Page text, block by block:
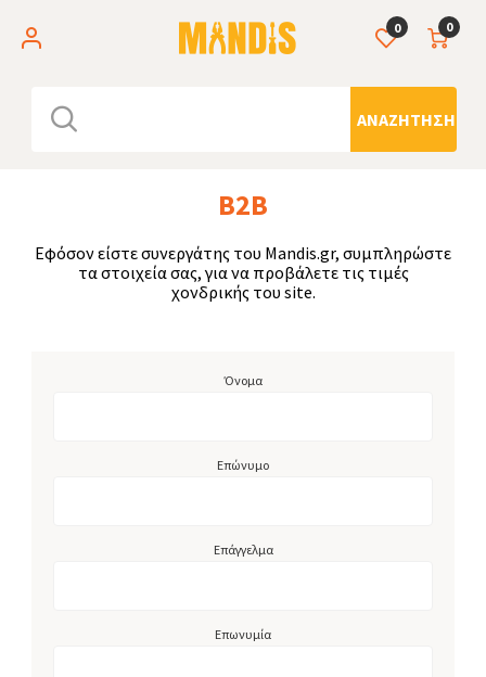
0
ΑΝΑΖΉΤΗΣΗ
0
B2B
Εφόσον είστε συνεργάτης του Mandis.gr, συμπληρώστε
τα στοιχεία σας, για να προβάλετε τις τιμές
χονδρικής του site.
Όνομα
Επώνυμο
Επάγγελμα
Επωνυμία